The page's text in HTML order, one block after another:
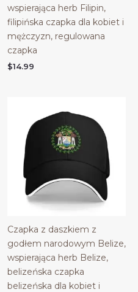
wspierająca herb Filipin,
filipińska czapka dla kobiet i
mężczyzn, regulowana
czapka
$14.99
Czapka z daszkiem z
godłem narodowym Belize,
wspierająca herb Belize,
belizeńska czapka
belizeńska dla kobiet i